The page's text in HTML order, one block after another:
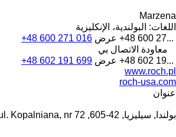
Marzena
اللغات: البولندية، الإنكليزية
+48 600 27... عرض +48 600 271 016
معاودة الاتصال بي
+48 602 19... عرض +48 602 191 699
www.roch.pl
roch-usa.com
عنوان
بولندا, سيليزيا, 42-605, Tarnowskie Góry, ul. Kopalniana, nr 72